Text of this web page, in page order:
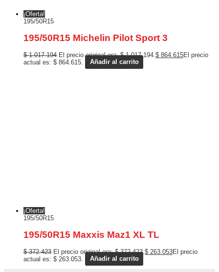
¡Oferta!
195/50R15
195/50R15 Michelin Pilot Sport 3
$1.017.194 El precio original era: $ 1.017.194. $ 864.615El precio
actual es: $ 864.615.
Añadir al carrito
¡Oferta!
195/50R15
195/50R15 Maxxis Maz1 XL TL
$372.423 El precio original era: $ 372.423. $ 263.053El precio
actual es: $ 263.053.
Añadir al carrito